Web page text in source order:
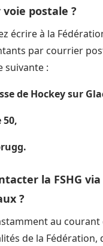
postale ?
écrire à la
par courrier
suivante :
de Hockey sur
la FSHG via
?
au courant
de la Fédération,